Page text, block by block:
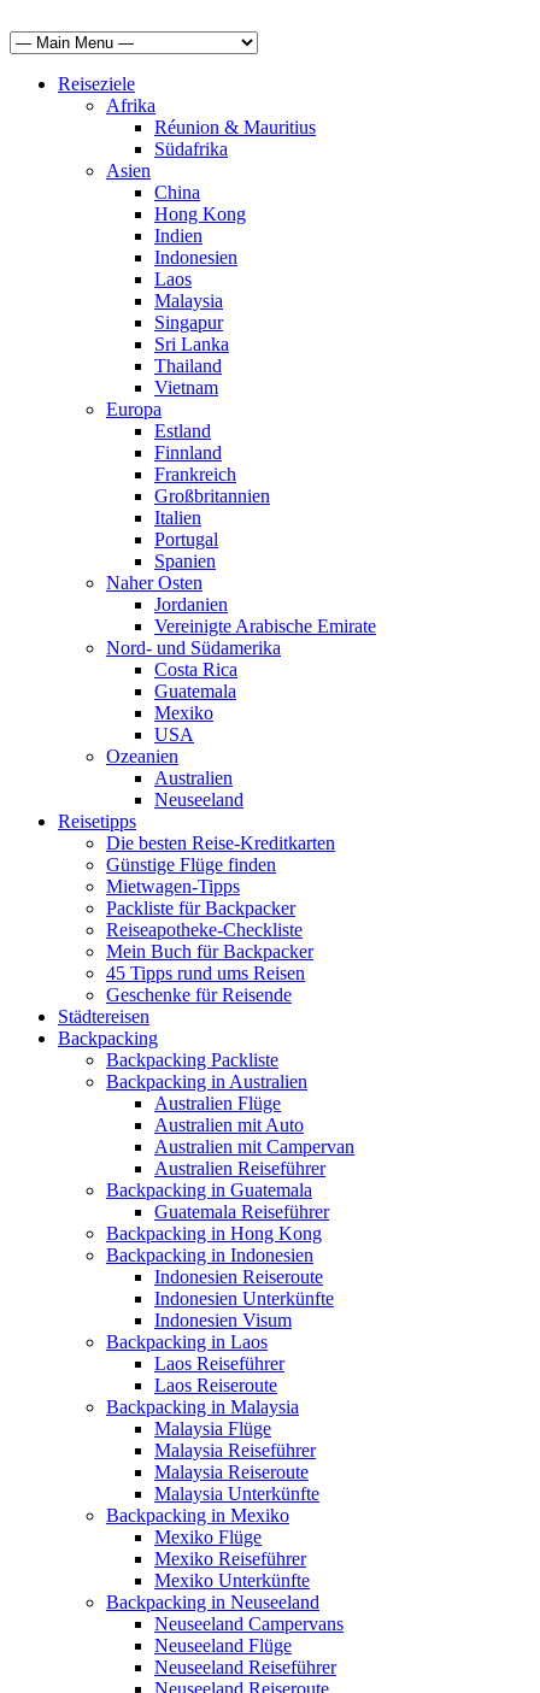
Reiseziele
Afrika
Réunion & Mauritius
Südafrika
Asien
China
Hong Kong
Indien
Indonesien
Laos
Malaysia
Singapur
Sri Lanka
Thailand
Vietnam
Europa
Estland
Finnland
Frankreich
Großbritannien
Italien
Portugal
Spanien
Naher Osten
Jordanien
Vereinigte Arabische Emirate
Nord- und Südamerika
Costa Rica
Guatemala
Mexiko
USA
Ozeanien
Australien
Neuseeland
Reisetipps
Die besten Reise-Kreditkarten
Günstige Flüge finden
Mietwagen-Tipps
Packliste für Backpacker
Reiseapotheke-Checkliste
Mein Buch für Backpacker
45 Tipps rund ums Reisen
Geschenke für Reisende
Städtereisen
Backpacking
Backpacking Packliste
Backpacking in Australien
Australien Flüge
Australien mit Auto
Australien mit Campervan
Australien Reiseführer
Backpacking in Guatemala
Guatemala Reiseführer
Backpacking in Hong Kong
Backpacking in Indonesien
Indonesien Reiseroute
Indonesien Unterkünfte
Indonesien Visum
Backpacking in Laos
Laos Reiseführer
Laos Reiseroute
Backpacking in Malaysia
Malaysia Flüge
Malaysia Reiseführer
Malaysia Reiseroute
Malaysia Unterkünfte
Backpacking in Mexiko
Mexiko Flüge
Mexiko Reiseführer
Mexiko Unterkünfte
Backpacking in Neuseeland
Neuseeland Campervans
Neuseeland Flüge
Neuseeland Reiseführer
Neuseeland Reiseroute